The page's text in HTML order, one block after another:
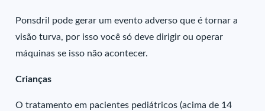
Ponsdril pode gerar um evento adverso que é tornar a
visão turva, por isso você só deve dirigir ou operar
máquinas se isso não acontecer.
Crianças
O tratamento em pacientes pediátricos (acima de 14